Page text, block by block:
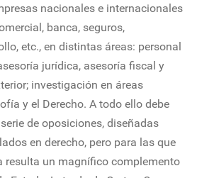
nacionales e internacionales
banca, seguros,
etc., en distintas áreas: personal
jurídica, asesoría fiscal y
investigación en áreas
y el Derecho. A todo ello debe
de oposiciones, diseñadas
en derecho, pero para las que
un magnífico complemento